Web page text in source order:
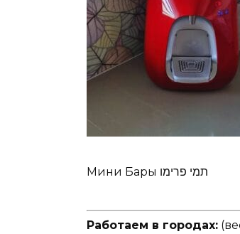
Мини Бары תמי פרימו
Работаем в городах: